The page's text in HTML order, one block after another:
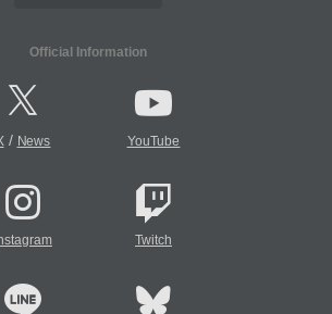
Official Information
/ News YouTube
Twitch